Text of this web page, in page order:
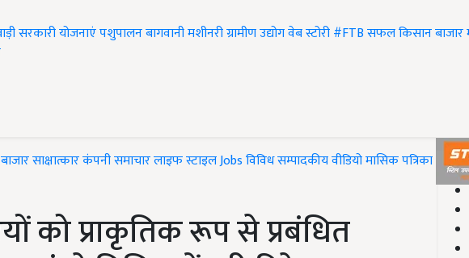
सरकारी योजनाएंपशुपालनबागवानीमशीनरीग्रामीण उद्योगवेब स्टोरी#FTBसफल किसानबाजार
बाजारसाक्षात्कारकंपनी समाचारलाइफ स्टाइलJobsविविधसम्पादकीयवीडियोमासिक पत्रिका
को प्राकृतिक रूप से प्रबंधित